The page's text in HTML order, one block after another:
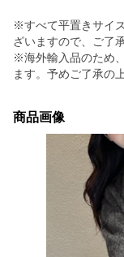
※すべて平置きサイ
ざいますので、ご了
※海外輸入品のため
ます。予めご了承の
商品画像